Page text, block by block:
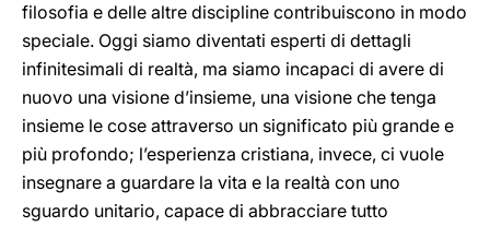
filosofia e delle altre discipline contribuiscono in modo
speciale. Oggi siamo diventati esperti di dettagli
infinitesimali di realtà, ma siamo incapaci di avere di
nuovo una visione d’insieme, una visione che tenga
insieme le cose attraverso un significato più grande e
più profondo; l’esperienza cristiana, invece, ci vuole
insegnare a guardare la vita e la realtà con uno
sguardo unitario, capace di abbracciare tutto